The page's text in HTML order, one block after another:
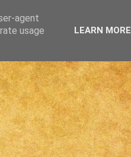
agent
usage
LEARN MORE